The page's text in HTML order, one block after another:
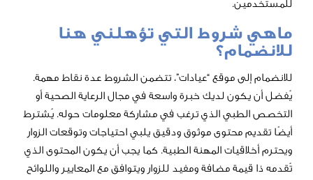
التي تؤهلني هنا
موقع “عيادات”، تتضمن الشروط عدة نقاط مهمة.
لديك خبرة واسعة في مجال الرعاية الصحية أو
الذي ترغب في مشاركة معلومات حوله. يُشترط
موثوق ودقيق يلبي احتياجات وتوقعات الزوار
المهنة الطبية. كما يجب أن يكون المحتوى الذي
مضافة ومفيد للزوار ويتوافق مع المعايير واللوائح